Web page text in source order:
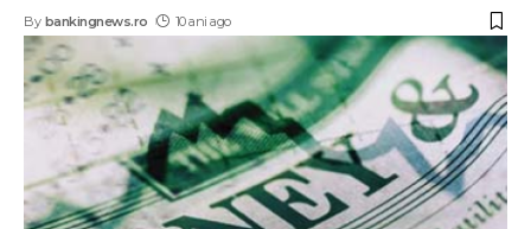
By bankingnews.ro 10 ani ago